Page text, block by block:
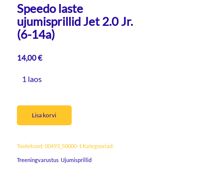
Speedo laste
ujumisprillid Jet 2.0 Jr.
(6-14a)
14,00€
1 laos
Lisa korvi
Tootekood: 00493_50000-1 Kategooriad:
Treeningvarustus, Ujumisprillid